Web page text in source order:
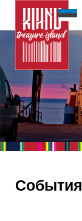
События